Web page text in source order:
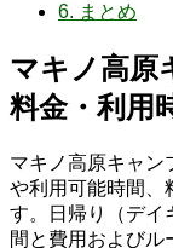
6. まとめ
マキノ高原
料金・利用
マキノ高原キャン
や利用可能時間、
す。日帰り（デイ
間と費用およびル